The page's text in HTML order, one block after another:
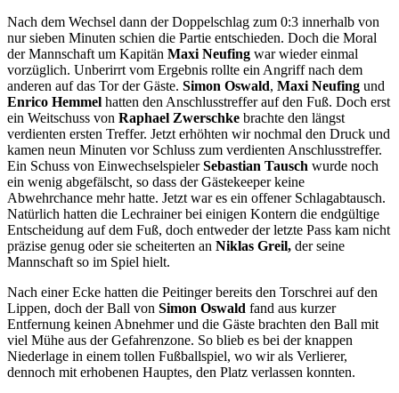
Nach dem Wechsel dann der Doppelschlag zum 0:3 innerhalb von
nur sieben Minuten schien die Partie entschieden. Doch die Moral
der Mannschaft um Kapitän Maxi Neufing war wieder einmal
vorzüglich. Unberirrt vom Ergebnis rollte ein Angriff nach dem
anderen auf das Tor der Gäste. Simon Oswald, Maxi Neufing und
Enrico Hemmel hatten den Anschlusstreffer auf den Fuß. Doch erst
ein Weitschuss von Raphael Zwerschke brachte den längst
verdienten ersten Treffer. Jetzt erhöhten wir nochmal den Druck und
kamen neun Minuten vor Schluss zum verdienten Anschlusstreffer.
Ein Schuss von EinwechselspielerSebastian Tausch wurde noch
ein wenig abgefälscht, so dass der Gästekeeper keine
Abwehrchance mehr hatte. Jetzt war es ein offener Schlagabtausch.
Natürlich hatten die Lechrainer bei einigen Kontern die endgültige
Entscheidung auf dem Fuß, doch entweder der letzte Pass kam nicht
präzise genug oder sie scheiterten an Niklas Greil, der seine
Mannschaft so im Spiel hielt.
Nach einer Ecke hatten die Peitinger bereits den Torschrei auf den
Lippen, doch der Ball von Simon Oswald fand aus kurzer
Entfernung keinen Abnehmer und die Gäste brachten den Ball mit
viel Mühe aus der Gefahrenzone. So blieb es bei der knappen
Niederlage in einem tollen Fußballspiel, wo wir als Verlierer,
dennoch mit erhobenen Hauptes, den Platz verlassen konnten.